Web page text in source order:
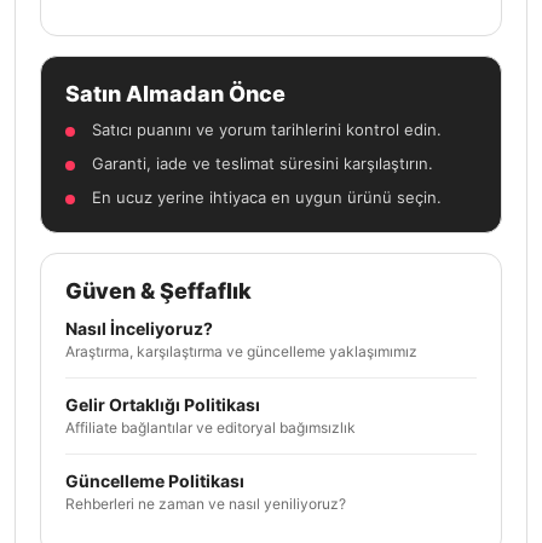
Satın Almadan Önce
Satıcı puanını ve yorum tarihlerini kontrol edin.
Garanti, iade ve teslimat süresini karşılaştırın.
En ucuz yerine ihtiyaca en uygun ürünü seçin.
Güven & Şeffaflık
Nasıl İnceliyoruz?
Araştırma, karşılaştırma ve güncelleme yaklaşımımız
Gelir Ortaklığı Politikası
Affiliate bağlantılar ve editoryal bağımsızlık
Güncelleme Politikası
Rehberleri ne zaman ve nasıl yeniliyoruz?